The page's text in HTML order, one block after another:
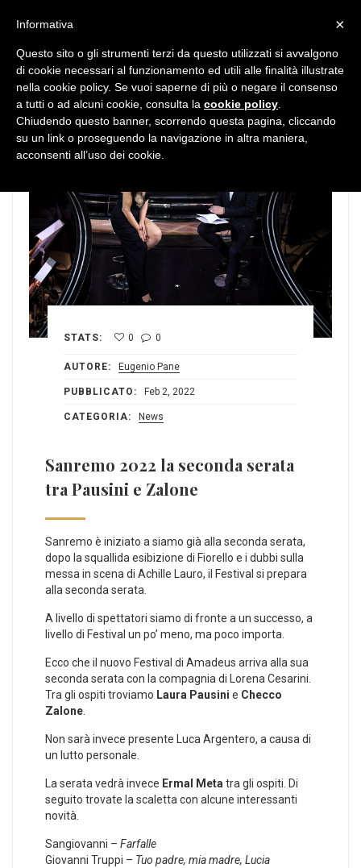
STATS: 0 0
AUTORE: Eugenio Pane
PUBBLICATO: Feb 2, 2022
CATEGORIA: News
Sanremo 2022 la seconda serata
tra Pausini e Zalone
Sanremo è iniziato a siamo già alla seconda serata,
dopo la squallida esibizione di Fiorello e i dubbi sulla
messa in scena di Achille Lauro, il Festival si prepara
alla seconda serata.
A livello di spettatori siamo di fronte a un successo, a
livello di Festival un po’ meno, ma poco importa.
Ecco che il nuovo Festival di Amadeus arriva alla sua
seconda serata con la compagnia di Lorena Cesarini.
Tra gli ospiti troviamo Laura Pausini e Checco
Zalone
Non sarà invece presente Luca Argentero, a causa di
un lutto personale.
La serata vedrà invece Ermal Meta tra gli ospiti. Di
seguito trovate la scaletta con alcune interessanti
novità.
Sangiovanni – Farfalle
Giovanni Truppi – Tuo padre, mia madre, Lucia
×
Informativa
Questo sito o gli strumenti terzi da questo utilizzati si avvalgono
di cookie necessari al funzionamento ed utili alle finalità illustrate
nella cookie policy. Se vuoi saperne di più o negare il consenso
a tutti o ad alcuni cookie, consulta la cookie policy
Chiudendo questo banner, scorrendo questa pagina, cliccando
su un link o proseguendo la navigazione in altra maniera,
acconsenti all’uso dei cookie.